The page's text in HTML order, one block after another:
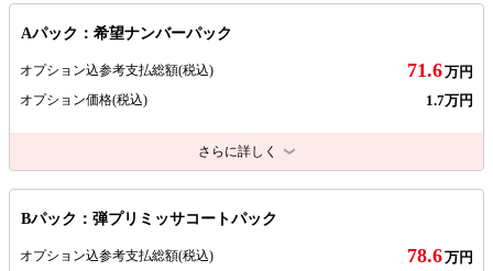
Aパック：希望ナンバーパック
オプション込参考支払総額(税込) 71.6万円
オプション価格(税込) 1.7万円
さらに詳しく
Bパック：弾プリミッサコートパック
オプション込参考支払総額(税込) 78.6万円